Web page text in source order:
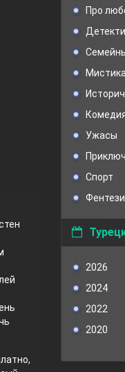
Про
Мистика
Ужасы
Спорт
Фентези
2026
2024
2022
2020